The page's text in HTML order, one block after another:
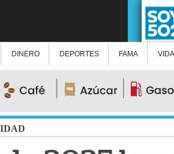
DINERO DEPORTES FAMA